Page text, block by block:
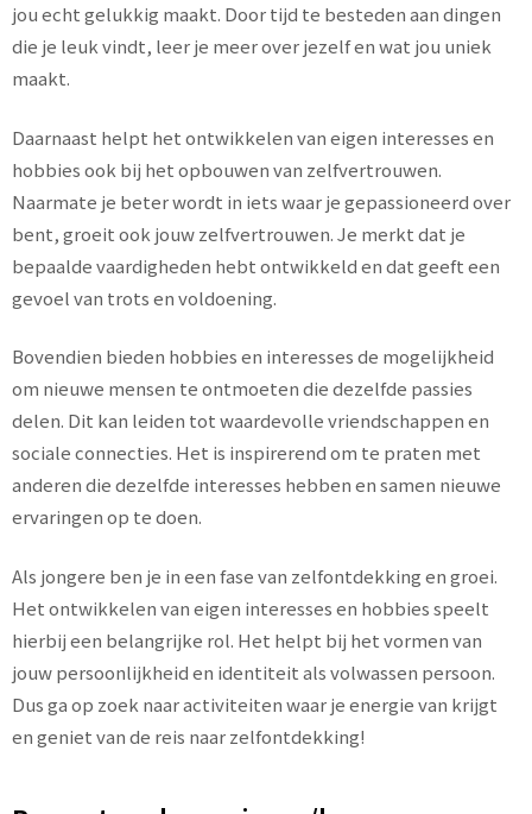
jou echt gelukkig maakt. Door tijd te besteden aan dingen
die je leuk vindt, leer je meer over jezelf en wat jou uniek
maakt.
Daarnaast helpt het ontwikkelen van eigen interesses en
hobbies ook bij het opbouwen van zelfvertrouwen.
Naarmate je beter wordt in iets waar je gepassioneerd over
bent, groeit ook jouw zelfvertrouwen. Je merkt dat je
bepaalde vaardigheden hebt ontwikkeld en dat geeft een
gevoel van trots en voldoening.
Bovendien bieden hobbies en interesses de mogelijkheid
om nieuwe mensen te ontmoeten die dezelfde passies
delen. Dit kan leiden tot waardevolle vriendschappen en
sociale connecties. Het is inspirerend om te praten met
anderen die dezelfde interesses hebben en samen nieuwe
ervaringen op te doen.
Als jongere ben je in een fase van zelfontdekking en groei.
Het ontwikkelen van eigen interesses en hobbies speelt
hierbij een belangrijke rol. Het helpt bij het vormen van
jouw persoonlijkheid en identiteit als volwassen persoon.
Dus ga op zoek naar activiteiten waar je energie van krijgt
en geniet van de reis naar zelfontdekking!